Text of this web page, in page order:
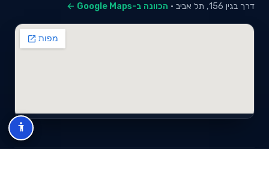
דרך בגין 156, תל אביב · הכוונה ב-Google Maps ←